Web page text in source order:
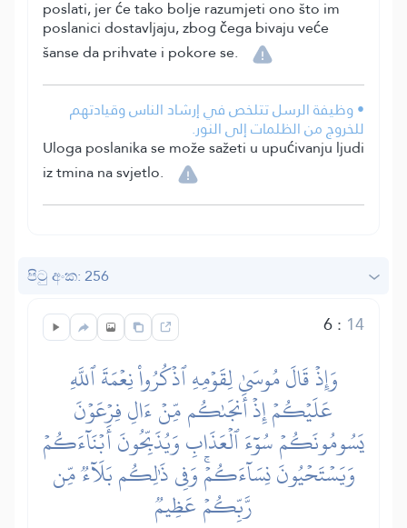
poslati, jer će tako bolje razumjeti ono što im
poslanici dostavljaju, zbog čega bivaju veće
šanse da prihvate i pokore se.
• وظيفة الرسل تتلخص في إرشاد الناس وقيادتهم
للخروج من الظلمات إلى النور.
Uloga poslanika se može sažeti u upućivanju ljudi
iz tmina na svjetlo.
පිටු අංක: 256
6: 14
وَإِذۡ قَالَ مُوسَىٰ لِقَوۡمِهِ ٱذۡكُرُواْ نِعۡمَةَ ٱللَّهِ
عَلَيۡكُمۡ إِذۡ أَنجَىٰكُم مِّنۡ ءَالِ فِرۡعَوۡنَ
يَسُومُونَكُمۡ سُوٓءَ ٱلۡعَذَابِ وَيُذَبِّحُونَ أَبۡنَآءَكُمۡ
وَيَسۡتَحۡيُونَ نِسَآءَكُمۡۚ وَفِي ذَٰلِكُم بَلَآءٞ مِّن
رَّبِّكُمۡ عَظِيمٞ